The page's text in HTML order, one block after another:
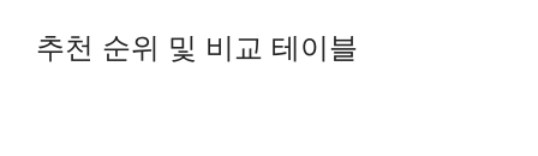
추천 순위 및 비교 테이블